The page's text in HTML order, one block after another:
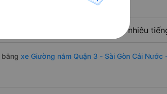
Gòn đi Cái Nước - Cà Mau bao nhiêu
xe Giường nằm Quận 3 - Sài Gòn Cái Nước